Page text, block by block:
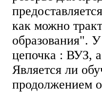
как можно
образования".
цепочка : ВУЗ,
Является ли
продолжением